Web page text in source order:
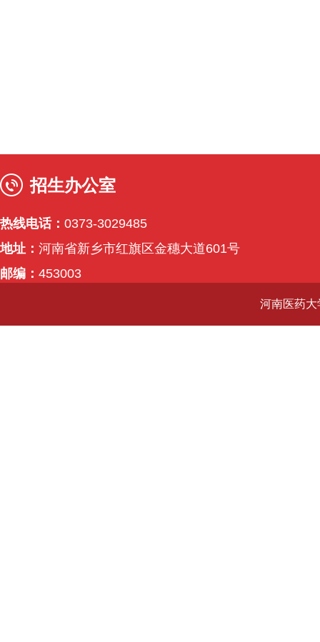
招生办公室
热线电话： 0373-3029485
地址： 河南省新乡市红旗区金穗大道601号
邮编： 453003
河南医药